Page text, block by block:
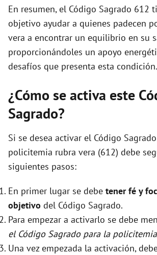
En resumen, el Código Sagrado 612
objetivo ayudar a quienes padecen
vera a encontrar un equilibrio en su
proporcionándoles un apoyo
desafíos que presenta esta condición.
¿Cómo se activa este
Sagrado?
Si se desea activar el Código
policitemia rubra vera (612) debe
siguientes pasos:
En primer lugar se debe tener fé y
objetivo del Código Sagrado.
Para empezar a activarlo se debe
el Código Sagrado para la
Una vez empezada la activación,